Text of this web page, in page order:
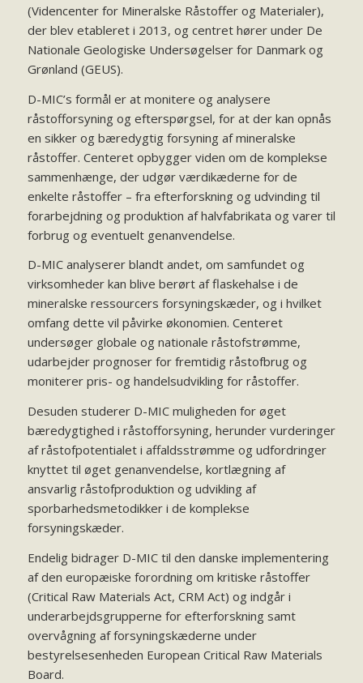
(Videncenter for Mineralske Råstoffer og Materialer),
der blev etableret i 2013, og centret hører under De
Nationale Geologiske Undersøgelser for Danmark og
Grønland (GEUS).
D-MIC’s formål er at monitere og analysere
råstofforsyning og efterspørgsel, for at der kan opnås
en sikker og bæredygtig forsyning af mineralske
råstoffer. Centeret opbygger viden om de komplekse
sammenhænge, der udgør værdikæderne for de
enkelte råstoffer – fra efterforskning og udvinding til
forarbejdning og produktion af halvfabrikata og varer til
forbrug og eventuelt genanvendelse.
D-MIC analyserer blandt andet, om samfundet og
virksomheder kan blive berørt af flaskehalse i de
mineralske ressourcers forsyningskæder, og i hvilket
omfang dette vil påvirke økonomien. Centeret
undersøger globale og nationale råstofstrømme,
udarbejder prognoser for fremtidig råstofbrug og
moniterer pris- og handelsudvikling for råstoffer.
Desuden studerer D-MIC muligheden for øget
bæredygtighed i råstofforsyning, herunder vurderinger
af råstofpotentialet i affaldsstrømme og udfordringer
knyttet til øget genanvendelse, kortlægning af
ansvarlig råstofproduktion og udvikling af
sporbarhedsmetodikker i de komplekse
forsyningskæder.
Endelig bidrager D-MIC til den danske implementering
af den europæiske forordning om kritiske råstoffer
(Critical Raw Materials Act, CRM Act) og indgår i
underarbejdsgrupperne for efterforskning samt
overvågning af forsyningskæderne under
bestyrelsesenheden European Critical Raw Materials
Board.